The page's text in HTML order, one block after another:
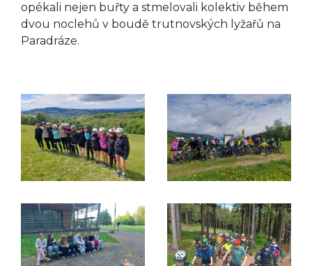
opékali nejen buřty a stmelovali kolektiv během
dvou noclehů v boudě trutnovských lyžařů na
Paradráze.